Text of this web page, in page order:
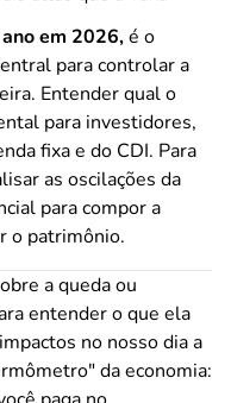
em 2026,é o
para controlar a
Entender qual o
para investidores,
fixa e do CDI. Para
as oscilações da
para compor a
o patrimônio.
a queda ou
entender o que ela
no nosso dia a
da economia: